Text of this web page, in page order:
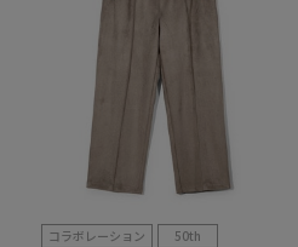
コラボレーション
50th